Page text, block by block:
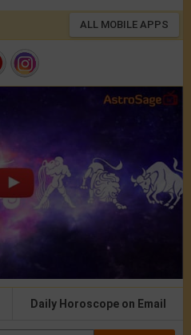
ALL MOBILE APPS
Daily Horoscope on Email